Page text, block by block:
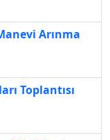
Arınma
Toplantısı